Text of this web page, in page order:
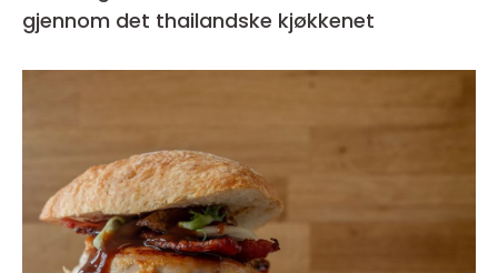
gjennom det thailandske kjøkkenet